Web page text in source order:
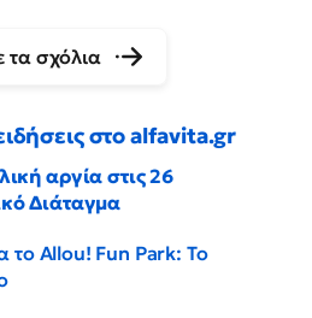
τα σχόλια
στο alfavita.gr
αργία στις 26
Διάταγμα
το Allou! Fun Park: Το